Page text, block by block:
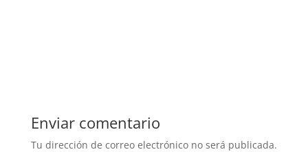
Enviar comentario
Tu dirección de correo electrónico no será publicada.